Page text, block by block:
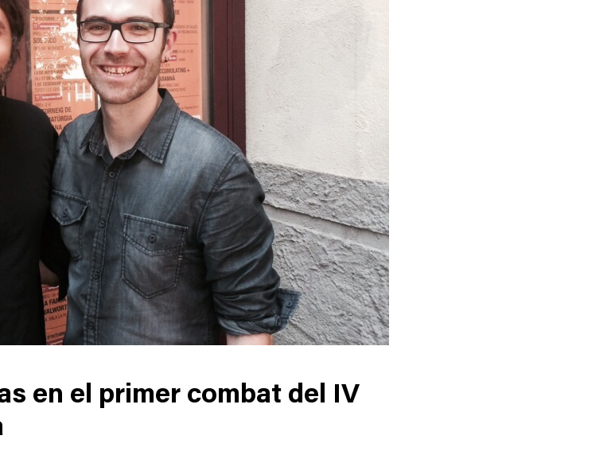
en el primer combat del IV